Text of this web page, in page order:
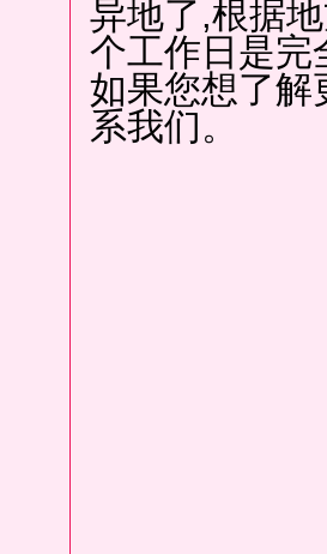
异地了,根据
个工作日是完
如果您想了解
系我们。